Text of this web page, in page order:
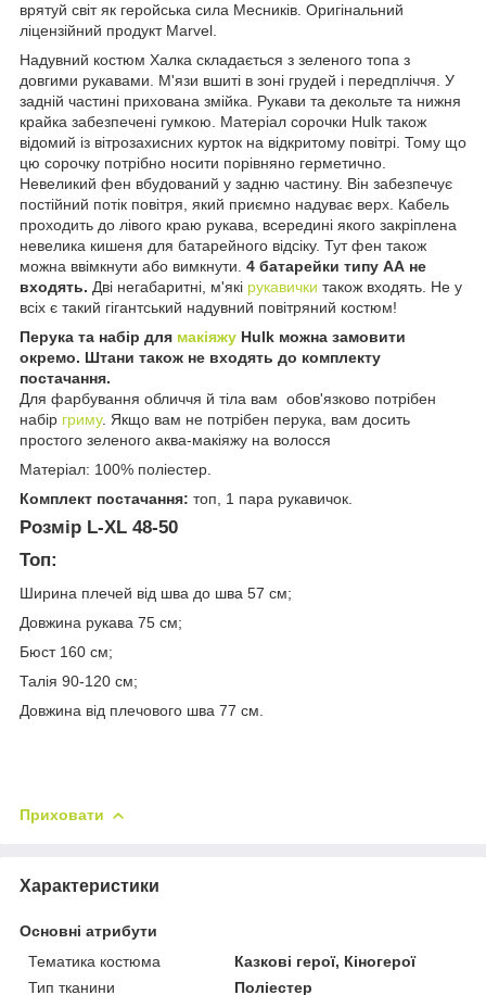
врятуй світ як геройська сила Месників. Оригінальний
ліцензійний продукт Marvel.
Надувний костюм Халка складається з зеленого топа з
довгими рукавами. М'язи вшиті в зоні грудей і передпліччя. У
задній частині прихована змійка. Рукави та декольте та нижня
крайка забезпечені гумкою. Матеріал сорочки Hulk також
відомий із вітрозахисних курток на відкритому повітрі. Тому що
цю сорочку потрібно носити порівняно герметично.
Невеликий фен вбудований у задню частину. Він забезпечує
постійний потік повітря, який приємно надуває верх. Кабель
проходить до лівого краю рукава, всередині якого закріплена
невелика кишеня для батарейного відсіку. Тут фен також
можна ввімкнути або вимкнути. 4 батарейки типу АА не
входять. Дві негабаритні, м'які рукавички також входять. Не у
всіх є такий гігантський надувний повітряний костюм!
Перука та набір для макіяжу Hulk можна замовити
окремо. Штани також не входять до комплекту
постачання.
Для фарбування обличчя й тіла вам обов'язково потрібен
набір гриму. Якщо вам не потрібен перука, вам досить
простого зеленого аква-макіяжу на волосся
Матеріал: 100% поліестер.
Комплект постачання: топ, 1 пара рукавичок.
Розмір L-XL 48-50
Топ:
Ширина плечей від шва до шва 57 см;
Довжина рукава 75 см;
Бюст 160 см;
Талія 90-120 см;
Довжина від плечового шва 77 см.
Приховати
Характеристики
Основні атрибути
Тематика костюма
Казкові герої, Кіногерої
Тип тканини
Поліестер